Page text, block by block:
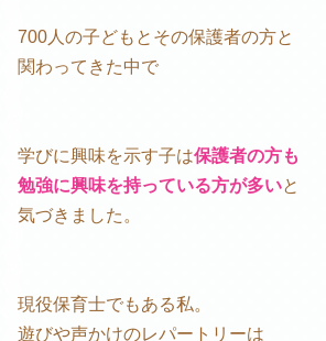
700人の子どもとその保護者の方と
関わってきた中で
学びに興味を示す子は保護者の方も
勉強に興味を持っている方が多いと
気づきました。
現役保育士でもある私。
遊びや声かけのレパートリーは